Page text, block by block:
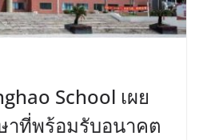
School เผย
าที่พร้อมรับอนาคต